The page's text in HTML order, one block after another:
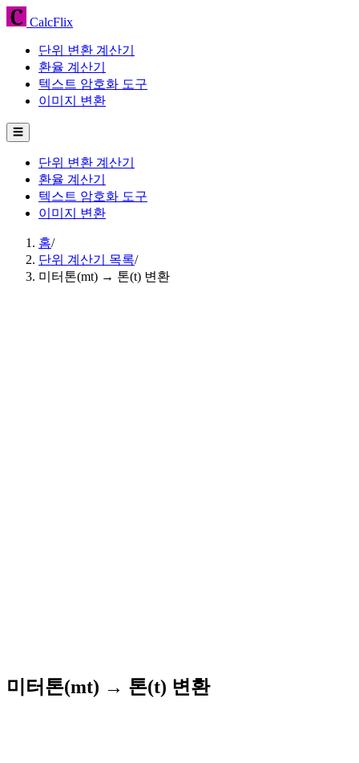
CalcFlix
단위 변환 계산기
환율 계산기
텍스트 암호화 도구
이미지 변환
☰
단위 변환 계산기
환율 계산기
텍스트 암호화 도구
이미지 변환
홈/
단위 계산기 목록/
미터톤(mt) → 톤(t) 변환
미터톤(mt) → 톤(t) 변환